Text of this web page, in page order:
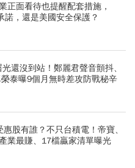
正面看待也提醒配套措施，
諾，還是美國安全保護？
還沒到站！鄭麗君聲音顫抖、
泰曝9個月無時差攻防戰秘辛
股有誰？不只台積電！帝寶、
業最賺、17檔贏家清單曝光